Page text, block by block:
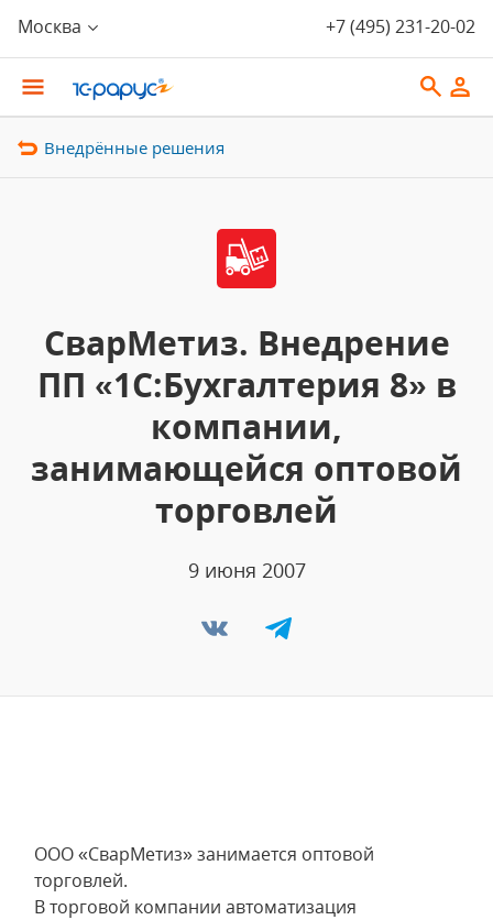
Москва +7 (495) 231-20-02
Внедрённые решения
СварМетиз. Внедрение
ПП «1С:Бухгалтерия 8» в
компании,
занимающейся оптовой
торговлей
9 июня 2007
ООО «СварМетиз» занимается оптовой
торговлей.
В торговой компании автоматизация